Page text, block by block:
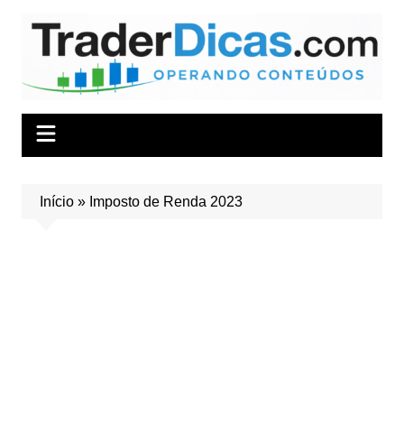
conteúdo
Início» Imposto de Renda 2023